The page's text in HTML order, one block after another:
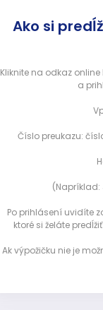
Ako si
Kliknite na odkaz
a
Číslo preukazu:
(Napríklad:
Po prihlásení uvidíte
ktoré si želáte
Ak výpožičku nie je